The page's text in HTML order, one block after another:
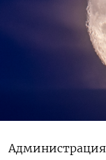
Администрация